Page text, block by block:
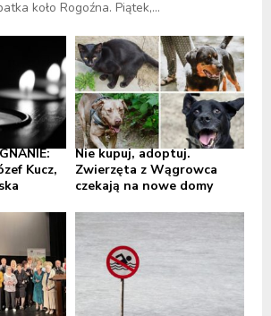
koło Rogoźna. Piątek,...
Kucz,
Nie kupuj, adoptuj.
Zwierzęta z Wągrowca
czekają na nowe domy